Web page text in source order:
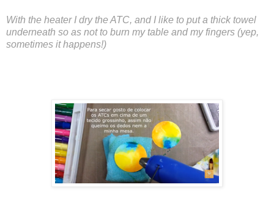
With the heater I dry the ATC, and I like to put a thick towel
underneath so as not to burn my table and my fingers (yep,
sometimes it happens!)